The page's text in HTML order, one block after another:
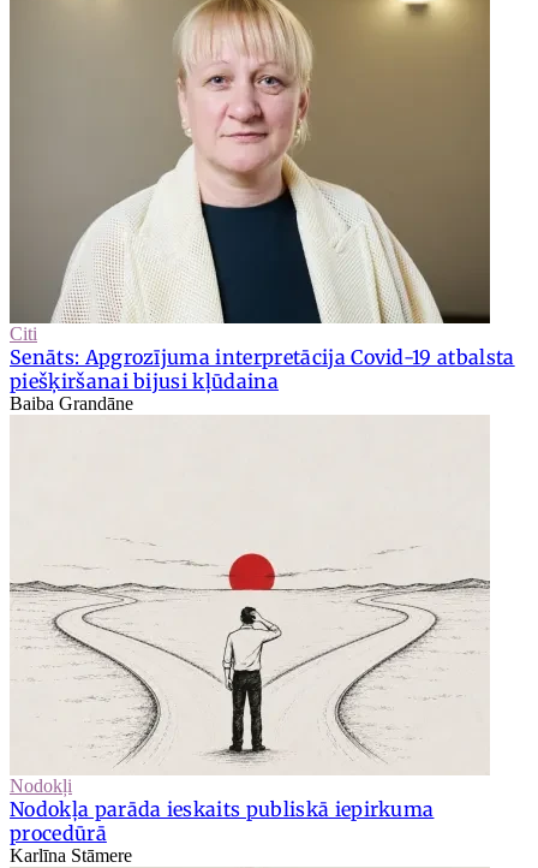
Citi
Senāts: Apgrozījuma interpretācija Covid-19 atbalsta
piešķiršanai bijusi kļūdaina
Baiba Grandāne
Nodokļi
Nodokļa parāda ieskaits publiskā iepirkuma
procedūrā
Karlīna Stāmere